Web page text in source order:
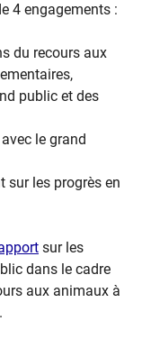
4 engagements :
du recours aux
public et des
le grand
sur les progrès en
sur les
dans le cadre
aux animaux à